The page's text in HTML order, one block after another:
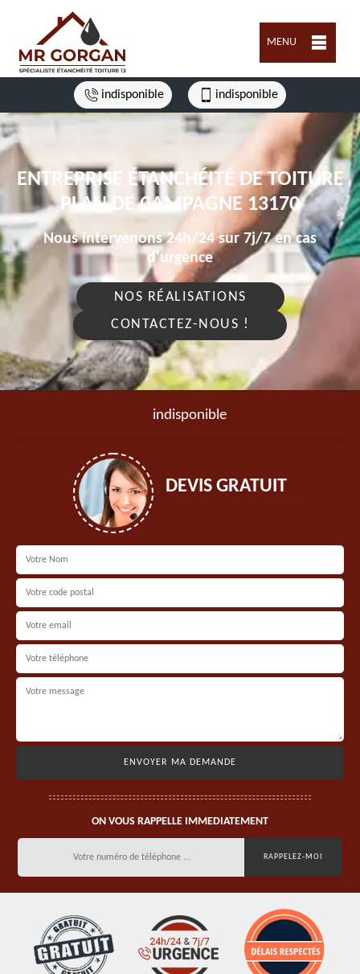
MENU
indisponible indisponible
ENTREPRISE ÉTANCHÉITÉ DE TOITURE
PLAN DE CAMPAGNE 13170
Nous intervenons 24h/24 sur 7j/7 en cas
d'urgence
NOS RÉALISATIONS
CONTACTEZ-NOUS !
indisponible
DEVIS GRATUIT
ON VOUS RAPPELLE IMMEDIATEMENT